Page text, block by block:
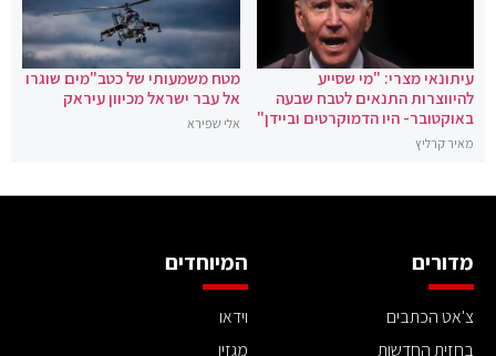
עיתונאי מצרי: "מי שסייע
להיווצרות התנאים לטבח שבעה
באוקטובר- היו הדמוקרטים וביידן"
מאיר קרליץ
מטח משמעותי של כטב"מים שוגרו
אל עבר ישראל מכיוון עיראק
אלי שפירא
מדורים
צ'אט הכתבים
בחזית החדשות
המיוחדים
וידאו
מגזין